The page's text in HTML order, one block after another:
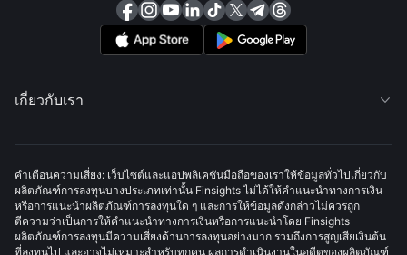
เกี่ยวกับเรา 
คำเตือนความเสี่ยง: เว็บไซต์และแอปพลิเคชันมือถือของเราให้ข้อมูลทั่วไปเกี่ยวกับ
ผลิตภัณฑ์การลงทุนบางประเภทเท่านั้น Finsights ไม่ได้ให้คำแนะนำทางการเงิน
หรือการแนะนำผลิตภัณฑ์การลงทุนใด ๆ และการให้ข้อมูลดังกล่าวไม่ควรถูก
ตีความว่าเป็นการให้คำแนะนำทางการเงินหรือการแนะนำโดย Finsights
ผลิตภัณฑ์การลงทุนมีความเสี่ยงด้านการลงทุนอย่างมาก รวมถึงการสูญเสียเงินต้น
ที่ลงทุนไป และอาจไม่เหมาะสำหรับทุกคน ผลการดำเนินงานในอดีตของผลิตภัณฑ์